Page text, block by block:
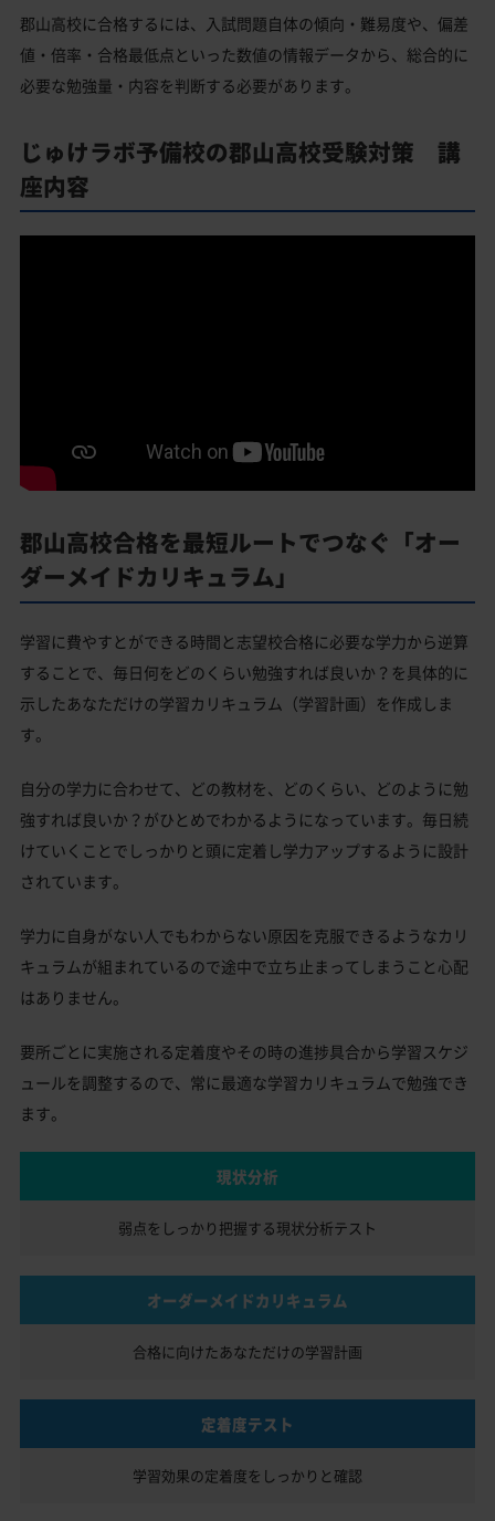
郡山高校に合格するには、入試問題自体の傾向・難易度や、偏差
値・倍率・合格最低点といった数値の情報データから、総合的に
必要な勉強量・内容を判断する必要があります。
じゅけラボ予備校の郡山高校受験対策 講
座内容
郡山高校合格を最短ルートでつなぐ「オー
ダーメイドカリキュラム」
学習に費やすとができる時間と志望校合格に必要な学力から逆算
することで、毎日何をどのくらい勉強すれば良いか？を具体的に
示したあなただけの学習カリキュラム（学習計画）を作成しま
す。
自分の学力に合わせて、どの教材を、どのくらい、どのように勉
強すれば良いか？がひとめでわかるようになっています。毎日続
けていくことでしっかりと頭に定着し学力アップするように設計
されています。
学力に自身がない人でもわからない原因を克服できるようなカリ
キュラムが組まれているので途中で立ち止まってしまうこと心配
はありません。
要所ごとに実施される定着度やその時の進捗具合から学習スケジ
ュールを調整するので、常に最適な学習カリキュラムで勉強でき
ます。
現状分析
弱点をしっかり把握する現状分析テスト
オーダーメイドカリキュラム
合格に向けたあなただけの学習計画
定着度テスト
学習効果の定着度を しっかりと確認